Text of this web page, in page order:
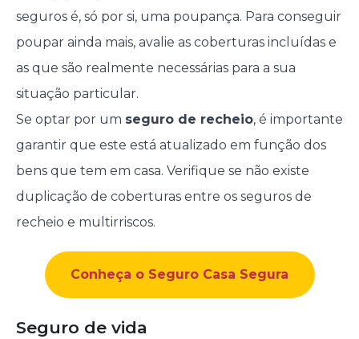
seguros é, só por si, uma poupança. Para conseguir
poupar ainda mais, avalie as coberturas incluídas e
as que são realmente necessárias para a sua
situação particular.
Se optar por um seguro de recheio, é importante
garantir que este está atualizado em função dos
bens que tem em casa. Verifique se não existe
duplicação de coberturas entre os seguros de
recheio e multirriscos.
Conheça o Seguro Casa Segura
Seguro de vida